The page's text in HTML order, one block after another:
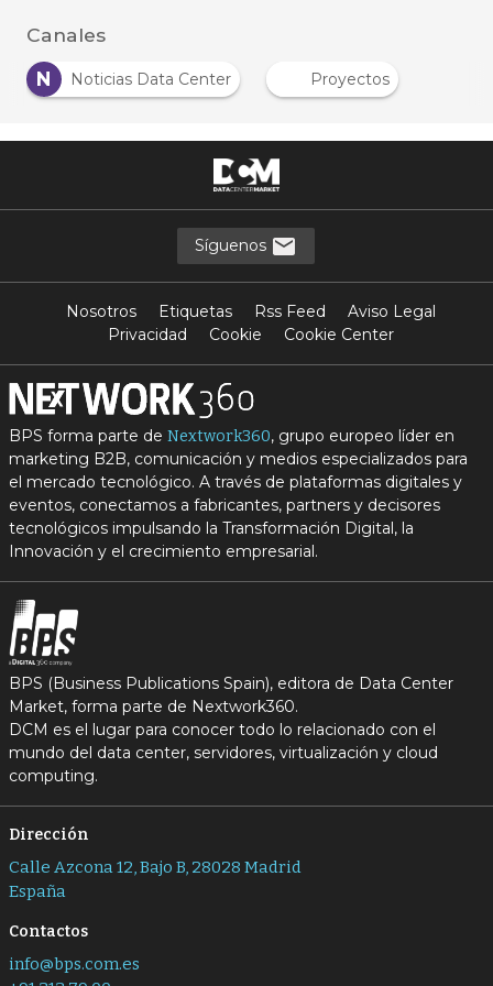
Canales
N
Noticias Data Center Proyectos
Síguenos
Nosotros Etiquetas Rss Feed
Aviso Legal
Privacidad
Cookie Cookie Center
BPS forma parte de Nextwork360, grupo europeo líder en
marketing B2B, comunicación y medios especializados para
el mercado tecnológico. A través de plataformas digitales y
eventos, conectamos a fabricantes, partners y decisores
tecnológicos impulsando la Transformación Digital, la
Innovación y el crecimiento empresarial.
BPS (Business Publications Spain), editora de Data Center
Market, forma parte de Nextwork360.
DCM es el lugar para conocer todo lo relacionado con el
mundo del data center, servidores, virtualización y cloud
computing.
Dirección
Calle Azcona 12, Bajo B, 28028 Madrid
España
Contactos
info@bps.com.es